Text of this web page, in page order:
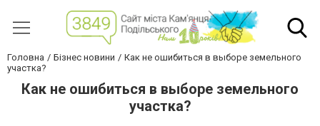
Головна Бізнес новини
Как не ошибиться в выборе земельного
участка?
Как не ошибиться в выборе земельного
участка?